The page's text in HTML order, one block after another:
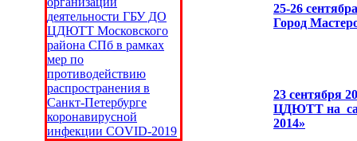
деятельности ГБУ ДО
ЦДЮТТ Московского
района СПб в рамках
мер по
противодействию
распространения в
Санкт-Петербурге
коронавирусной
инфекции COVID-2019
25-26
Город
23 сентября
ЦДЮТТ на
2014»